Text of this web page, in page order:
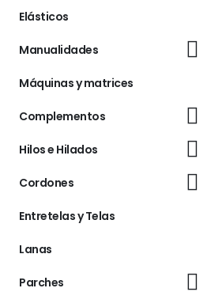
Elásticos
Manualidades
Máquinas y matrices
Complementos
Hilos e Hilados
Cordones
Entretelas y Telas
Lanas
Parches